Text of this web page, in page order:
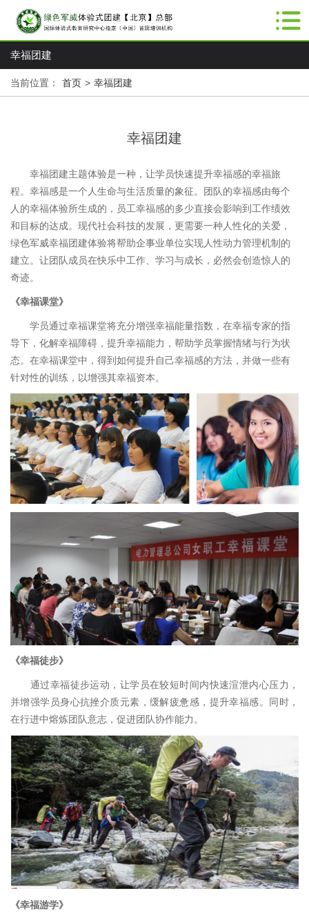
幸福团建
当前位置： 首页 > 幸福团建
幸福团建
幸福团建主题体验是一种，让学员快速提升幸福感的幸福旅
程。幸福感是一个人生命与生活质量的象征。团队的幸福感由每个
人的幸福体验所生成的，员工幸福感的多少直接会影响到工作绩效
和目标的达成。现代社会科技的发展，更需要一种人性化的关爱，
绿色军威幸福团建体验将帮助企事业单位实现人性动力管理机制的
建立。让团队成员在快乐中工作、学习与成长，必然会创造惊人的
奇迹。
《幸福课堂》
学员通过幸福课堂将充分增强幸福能量指数，在幸福专家的指
导下，化解幸福障碍，提升幸福能力，帮助学员掌握情绪与行为状
态。在幸福课堂中，得到如何提升自己幸福感的方法，并做一些有
针对性的训练，以增强其幸福资本。
《幸福徒步》
通过幸福徒步运动，让学员在较短时间内快速渲泄内心压力，
并增强学员身心抗挫介质元素，缓解疲惫感，提升幸福感。同时，
在行进中熔炼团队意志，促进团队协作能力。
《幸福游学》